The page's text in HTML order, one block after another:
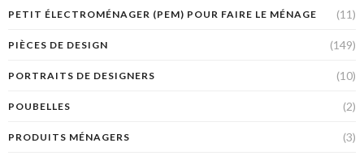
PETIT ÉLECTROMÉNAGER (PEM) POUR FAIRE LE MÉNAGE (11)
PIÈCES DE DESIGN (149)
PORTRAITS DE DESIGNERS (10)
POUBELLES (2)
PRODUITS MÉNAGERS (3)